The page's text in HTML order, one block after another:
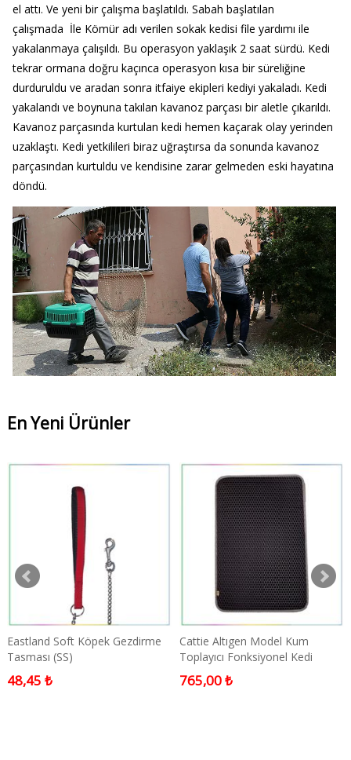
el attı. Ve yeni bir çalışma başlatıldı. Sabah başlatılan
çalışmada İle Kömür adı verilen sokak kedisi file yardımı ile
yakalanmaya çalışıldı. Bu operasyon yaklaşık 2 saat sürdü. Kedi
tekrar ormana doğru kaçınca operasyon kısa bir süreliğine
durduruldu ve aradan sonra itfaiye ekipleri kediyi yakaladı. Kedi
yakalandı ve boynuna takılan kavanoz parçası bir aletle çıkarıldı.
Kavanoz parçasında kurtulan kedi hemen kaçarak olay yerinden
uzaklaştı. Kedi yetkilileri biraz uğraştırsa da sonunda kavanoz
parçasından kurtuldu ve kendisine zarar gelmeden eski hayatına
döndü.
En Yeni Ürünler
Eastland Soft Köpek Gezdirme
Tasması (SS)
48,45 ₺
Cattie Altıgen Model Kum
Toplayıcı Fonksiyonel Kedi
Paspası Gri 50x75cm
765,00 ₺